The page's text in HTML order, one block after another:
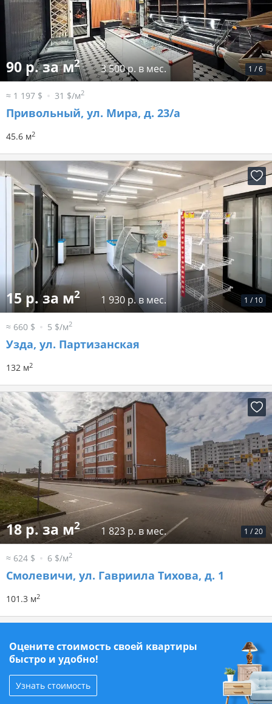
1 /6
90 р. за м2 3 500 р. в мес.
≈ 1 197 $ 31 $/м2
Привольный, ул. Мира, д. 23/а
45.6 м2
1 / 10
15 р. за м2 1 930 р. в мес.
≈ 660 $ 5 $/м2
Узда, ул. Партизанская
132 м2
1 /20
18 р. за м2 1 823 р. в мес.
≈ 624 $ 6 $/м2
Смолевичи, ул. Гавриила Тихова, д. 1
101.3 м2
Оцените стоимость своей квартиры
быстро и удобно!
Узнать стоимость